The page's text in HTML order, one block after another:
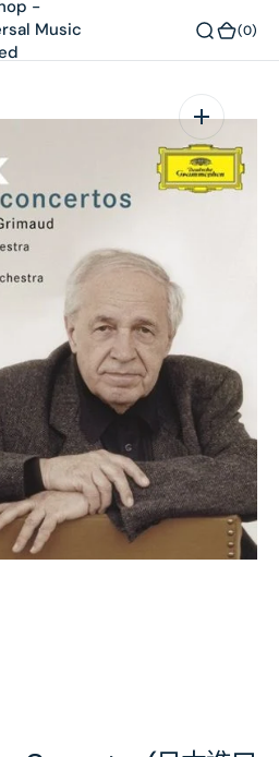
(0)
在
相
簿
中
開
啟
第
1
張